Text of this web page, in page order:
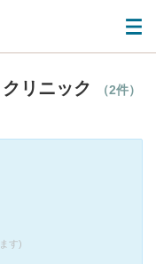
リニック （2件）
す)